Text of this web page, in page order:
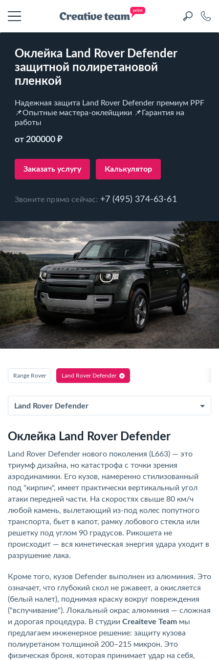
Оклейка Land Rover Defender
защитной полиретановой
пленкой
Надежная защита Land Rover Defender премиум PPF
📌Опытные мастера-оклейщики 📌Гарантия на
работы
от 200000 ₽
Заказать услугу Калькулятор
Звоните прямо сейчас: +7 (495) 374-63-61
Range Rover Land Rover Defender
Land Rover Defender
Оклейка Land Rover Defender
Land Rover Defender нового поколения (L663) — это
триумф дизайна, но катастрофа с точки зрения
аэродинамики. Его кузов, намеренно стилизованный
под "кирпич", имеет практически вертикальный угол
атаки передней части. На скоростях свыше 80 км/ч
любой камень, вылетающий из-под колес попутного
транспорта, бьет в капот, рамку лобового стекла или
решетку под углом 90 градусов. Рикошета не
происходит — вся кинетическая энергия удара уходит в
разрушение лака.
Кроме того, кузов Defender выполнен из алюминия. Это
означает, что глубокий скол не ржавеет, а окисляется
(белый налет), поднимая краску вокруг повреждения
("вспучивание"). Локальный окрас алюминия — сложная
и дорогая процедура. В студии Creaiteve Team мы
предлагаем инженерное решение: защиту кузова
полиуретаном толщиной 200–215 микрон. Это
физическая броня, которая принимает удар на себя,